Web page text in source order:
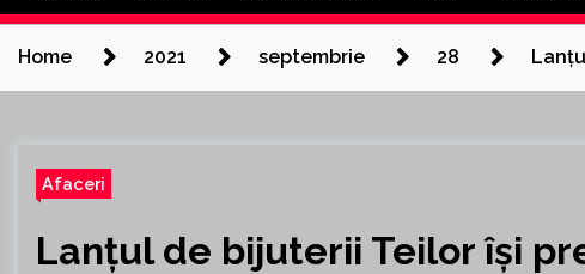
Home 2021 septembrie 28
Afaceri
Lanțul de bijuterii Teilor își